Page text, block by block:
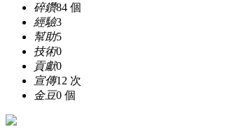
碎鑽84 個
經驗3
幫助5
技術0
貢獻0
宣傳12 次
金豆0 個